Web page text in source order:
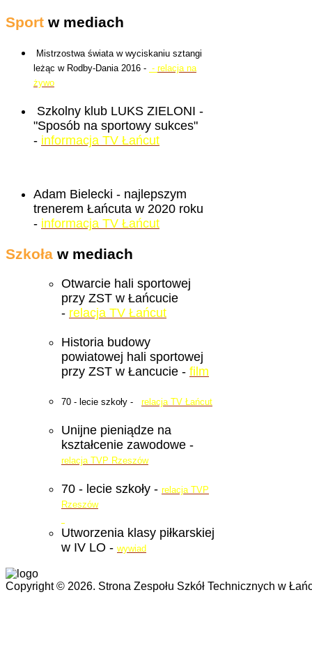
Sport w mediach
Mistrzostwa świata w wyciskaniu sztangi
leżąc w Rodby-Dania 2016 - - relacja na
żywo
Szkolny klub LUKS ZIELONI -
"Sposób na sportowy sukces"
- informacja TV Łańcut
Adam Bielecki - najlepszym
trenerem Łańcuta w 2020 roku
- informacja TV Łańcut
Szkoła w mediach
Otwarcie hali sportowej
przy ZST w Łańcucie
- relacja TV Łańcut
Historia budowy
powiatowej hali sportowej
przy ZST w Łancucie - film
70 - lecie szkoły - relacja TV Łańcut
Unijne pieniądze na
kształcenie zawodowe -
relacja TVP Rzeszów
70 - lecie szkoły - relacja TVP
Rzeszów
Utworzenia klasy piłkarskiej
w IV LO - wywiad
Copyright © 2026. Strona Zespołu Szkół Technicznych w